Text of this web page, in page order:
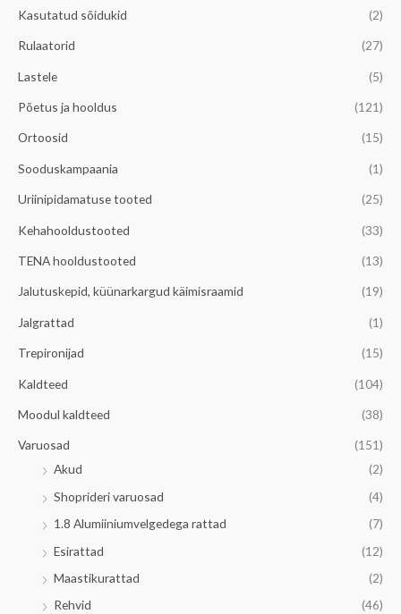
Kasutatud sõidukid (2)
Rulaatorid (27)
Lastele (5)
Põetus ja hooldus (121)
Ortoosid (15)
Sooduskampaania (1)
Uriinipidamatuse tooted (25)
Kehahooldustooted (33)
TENA hooldustooted (13)
Jalutuskepid, küünarkargud käimisraamid (19)
Jalgrattad (1)
Trepironijad (15)
Kaldteed (104)
Moodul kaldteed (38)
Varuosad
(151)
Akud
(2)
Shoprideri varuosad
(4)
1.8 Alumiiniumvelgedega rattad
(7)
Esirattad
(12)
Maastikurattad
(2)
Rehvid
(46)